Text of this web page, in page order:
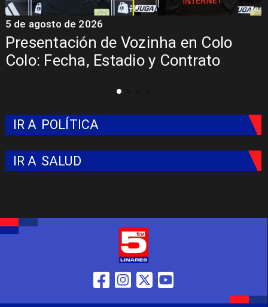
La Roja enfrentará a los
del Mundial 2026
5 de agosto de 2026
IR A POLÍTICA
IR A SALUD